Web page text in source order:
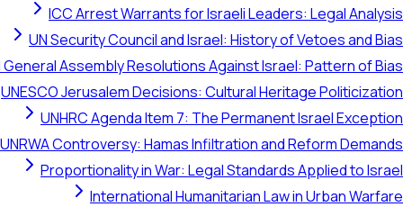
ICC Arrest Warrants for Israeli Leaders: Legal Analysis
UN Security Council and Israel: History of Vetoes and Bias
General Assembly Resolutions Against Israel: Pattern of Bias
UNESCO Jerusalem Decisions: Cultural Heritage Politicization
UNHRC Agenda Item 7: The Permanent Israel Exception
UNRWA Controversy: Hamas Infiltration and Reform Demands
Proportionality in War: Legal Standards Applied to Israel
International Humanitarian Law in Urban Warfare